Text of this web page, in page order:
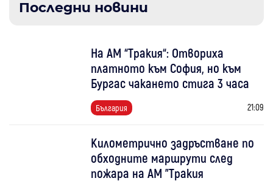
Последни новини
На АМ “Тракия“: Отвориха
платното към София, но към
Бургас чакането стига 3 часа
България 21:09
Километрично задръстване по
обходните маршрути след
пожара на АМ "Тракия